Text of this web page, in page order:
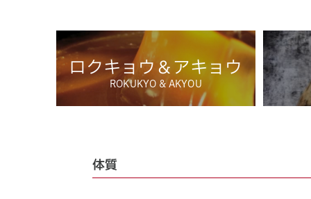
ロクキョウ＆アキョウ
ROKUKYO & AKYOU
体質